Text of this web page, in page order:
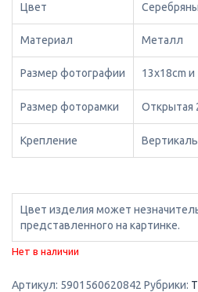
Цвет
Материал Металл
Размер фотографии 13x18cm и
Размер фоторамки Открытая
Крепление
Цвет изделия может
представленного на картинке.
Нет в наличии
Артикул: 5901560620842 Рубрики: